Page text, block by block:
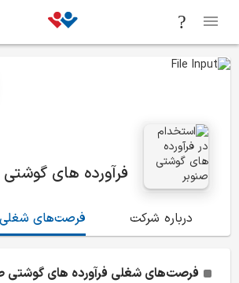
فرآورده های
درباره شرکت فرصت‌های شغلی
فرصت‌های شغلی فرآورده های گوشتی